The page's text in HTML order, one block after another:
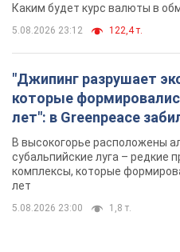
Каким будет курс валюты в
5.08.2026 23:12 122,4 т.
"Джипинг разрушает
которые
лет": в Greenpeace
В высокогорье расположены
субальпийские луга – редкие
комплексы, которые
лет
5.08.2026 23:00 1,8 т.